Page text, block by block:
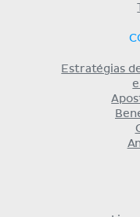
Estratégias